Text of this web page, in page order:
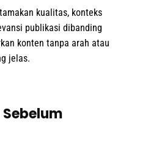
kualitas, konteks
publikasi dibanding
konten tanpa arah atau
jelas.